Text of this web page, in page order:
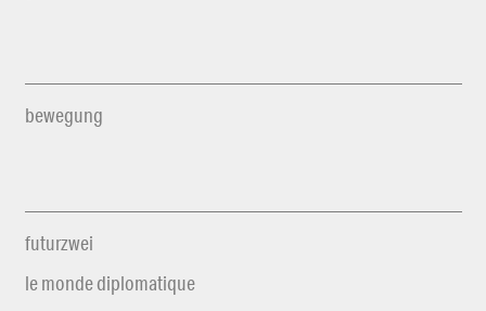
bewegung
futurzwei
le monde diplomatique